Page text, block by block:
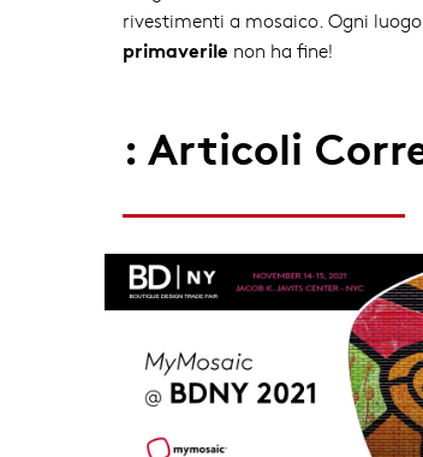
rivestimenti a mosaico. Ogni
primaverile non ha fine!
: Articoli